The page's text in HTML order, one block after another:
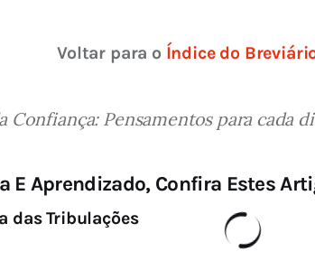
Voltar para o Índice do
Confiança: Pensamentos para cada
E Aprendizado, Confira Estes
das Tribulações